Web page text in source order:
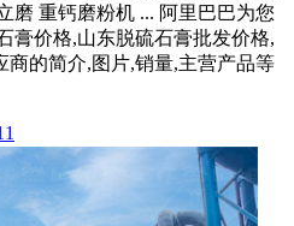
磨 重钙磨粉机 ... 阿里巴巴为您
膏价格,山东脱硫石膏批发价格,
商的简介,图片,销量,主营产品等